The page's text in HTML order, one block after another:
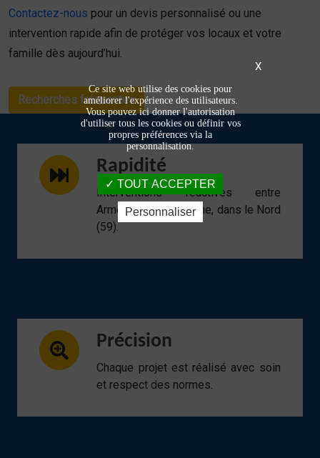
Contactez-nous pour un devis personnalisé ou une
intervention rapide afin de protéger vos locaux et votre
famille dès aujourd’hui.
Recherches fréquentes
Rapidité
Interventions réactives entre
Armentières et Lomme, dans le Nord
(59).
Précision
Chaque projet est réalisé avec soin
et respect des normes.
X
Ce site web utilise des cookies pour
améliorer l'expérience des utilisateurs.
Vous pouvez ici donner l'autorisation
d'utiliser tous les cookies ou définir vos
propres préférences via la
personnalisation.
TOUT ACCEPTER
Personnaliser